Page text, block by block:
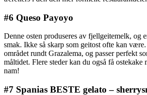
#6 Queso Payoyo
Denne osten produseres av fjellgeitemelk, og
smak. Ikke så skarp som geitost ofte kan
området rundt Grazalema, og passer perfekt
måltidet. Flere steder kan du også få ostekake
nam!
#7 Spanias BESTE gelato –